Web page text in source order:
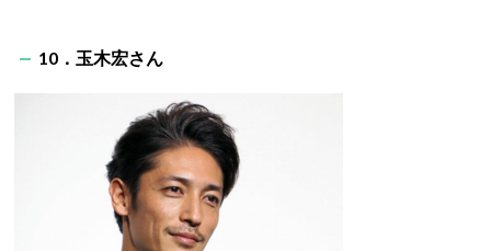
10．玉木宏さん